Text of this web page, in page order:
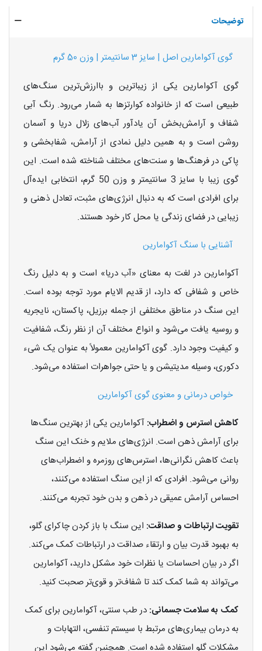
توضیحات
گوی آکوامارین اصل | سایز 3 سانتیمتر | وزن 50 گرم
گوی آکوامارین یکی از زیباترین و باارزش‌ترین سنگ‌های
طبیعی است که از خانواده کوارتزها به شمار می‌رود. رنگ آبی
شفاف و آرامش‌بخش آن یادآور آب‌های زلال دریا و آسمان
روشن است و به همین دلیل نمادی از آرامش، شفابخشی و
پاکی در فرهنگ‌ها و سنت‌های مختلف شناخته شده است. این
گوی زیبا با سایز 3 سانتیمتر و وزن 50 گرم، انتخابی ایده‌آل
برای افرادی است که به دنبال انرژی‌های مثبت، تعادل ذهنی و
زیبایی در فضای زندگی یا محل کار خود هستند.
آشنایی با سنگ آکوامارین
آکوامارین در لغت به معنای «آب دریا» است و به دلیل رنگ
خاص و شفافی که دارد، از قدیم الایام مورد توجه بوده است.
این سنگ در مناطق مختلفی از جمله برزیل، پاکستان، نایجریه
و روسیه یافت می‌شود و انواع مختلف آن از نظر رنگ، شفافیت
و کیفیت وجود دارد. گوی آکوامارین معمولاً به عنوان یک شیء
دکوری، وسیله مدیتیشن و یا حتی جواهرات استفاده می‌شود.
خواص درمانی و معنوی گوی آکوامارین
کاهش استرس و اضطراب: آکوامارین یکی از بهترین سنگ‌ها
برای آرامش ذهن است. انرژی‌های ملایم و خنک این سنگ
باعث کاهش نگرانی‌ها، استرس‌های روزمره و اضطراب‌های
روانی می‌شود. افرادی که از این سنگ استفاده می‌کنند،
احساس آرامش عمیقی در ذهن و بدن خود تجربه می‌کنند.
تقویت ارتباطات و صداقت: این سنگ با باز کردن چاکرای گلو،
به بهبود قدرت بیان و ارتقاء صداقت در ارتباطات کمک می‌کند.
اگر در بیان احساسات یا نظرات خود مشکل دارید، آکوامارین
می‌تواند به شما کمک کند تا شفاف‌تر و قوی‌تر صحبت کنید.
کمک به سلامت جسمانی: در طب سنتی، آکوامارین برای کمک
به درمان بیماری‌های مرتبط با سیستم تنفسی، التهابات و
مشکلات گلو استفاده شده است. همچنین گفته می‌شود این